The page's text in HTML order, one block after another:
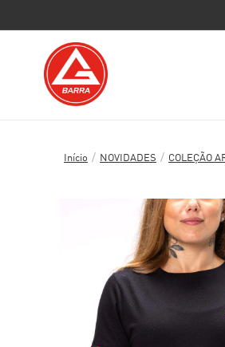
Início / NOVIDADES / COLEÇÃO